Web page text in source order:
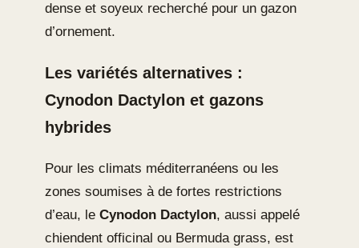
dense et soyeux recherché pour un gazon
d’ornement.
Les variétés alternatives :
Cynodon Dactylon et gazons
hybrides
Pour les climats méditerranéens ou les
zones soumises à de fortes restrictions
d’eau, le Cynodon Dactylon, aussi appelé
chiendent officinal ou Bermuda grass, est